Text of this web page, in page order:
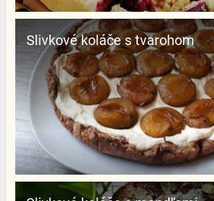
Slivkové koláče s tvarohom